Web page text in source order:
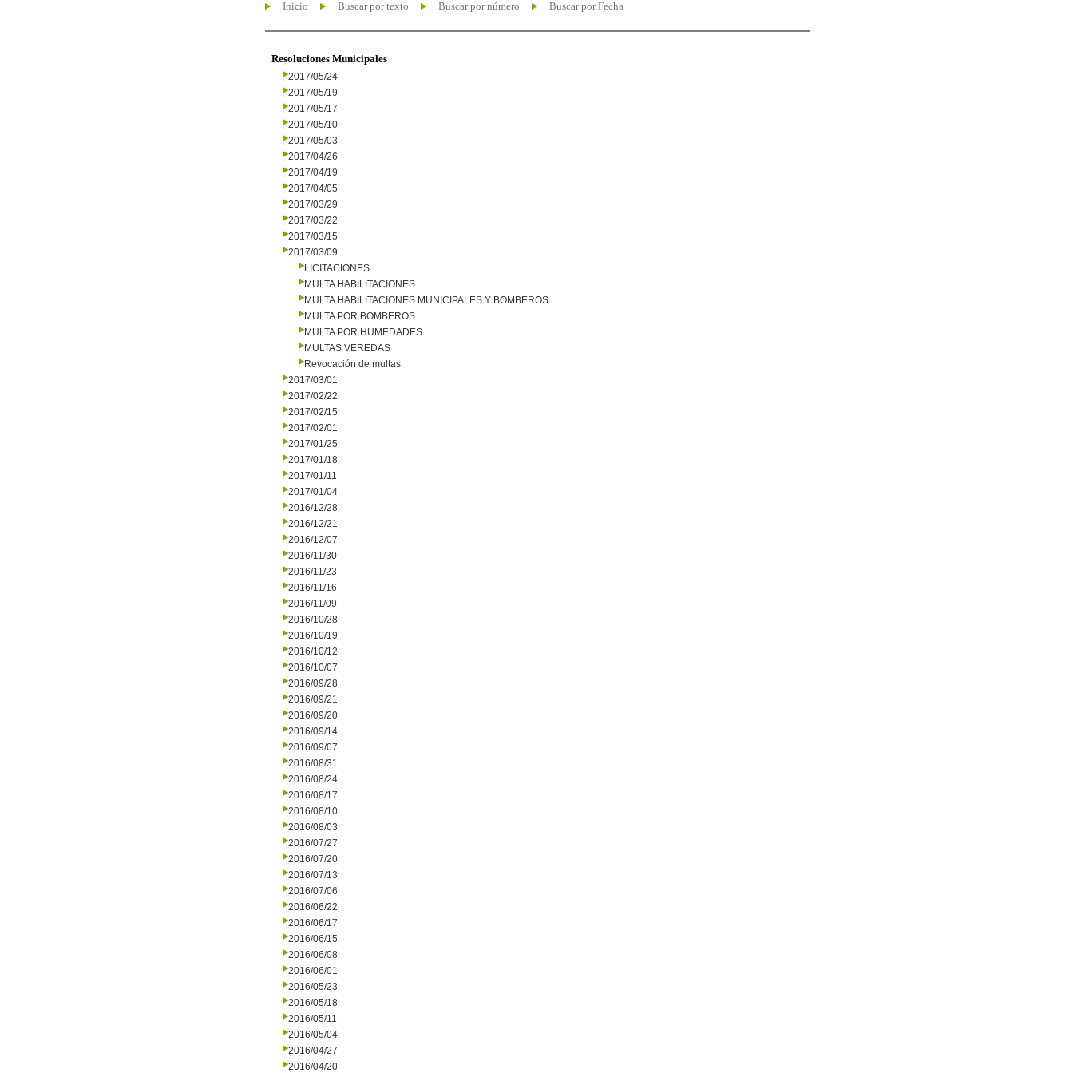
Inicio Buscar por texto Buscar por número Buscar por Fecha
Resoluciones Municipales
2017/05/24
2017/05/19
2017/05/17
2017/05/10
2017/05/03
2017/04/26
2017/04/19
2017/04/05
2017/03/29
2017/03/22
2017/03/15
2017/03/09
LICITACIONES
MULTA HABILITACIONES
MULTA HABILITACIONES MUNICIPALES Y BOMBEROS
MULTA POR BOMBEROS
MULTA POR HUMEDADES
MULTAS VEREDAS
Revocación de multas
2017/03/01
2017/02/22
2017/02/15
2017/02/01
2017/01/25
2017/01/18
2017/01/11
2017/01/04
2016/12/28
2016/12/21
2016/12/07
2016/11/30
2016/11/23
2016/11/16
2016/11/09
2016/10/28
2016/10/19
2016/10/12
2016/10/07
2016/09/28
2016/09/21
2016/09/20
2016/09/14
2016/09/07
2016/08/31
2016/08/24
2016/08/17
2016/08/10
2016/08/03
2016/07/27
2016/07/20
2016/07/13
2016/07/06
2016/06/22
2016/06/17
2016/06/15
2016/06/08
2016/06/01
2016/05/23
2016/05/18
2016/05/11
2016/05/04
2016/04/27
2016/04/20